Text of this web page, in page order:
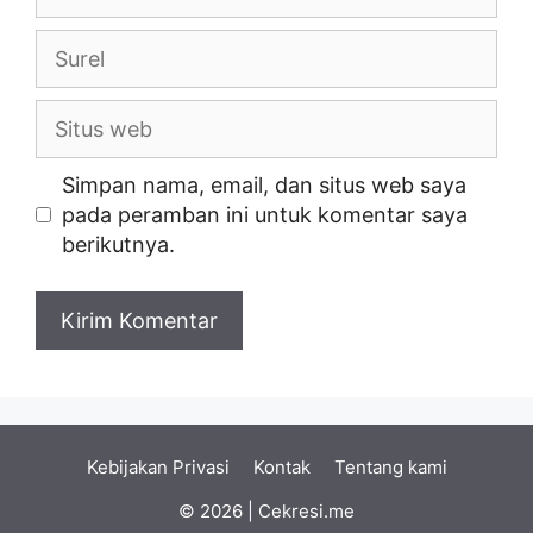
Surel
Situs
web
Simpan nama, email, dan situs web saya
pada peramban ini untuk komentar saya
berikutnya.
Kebijakan Privasi Kontak
Tentang kami
© 2026 | Cekresi.me